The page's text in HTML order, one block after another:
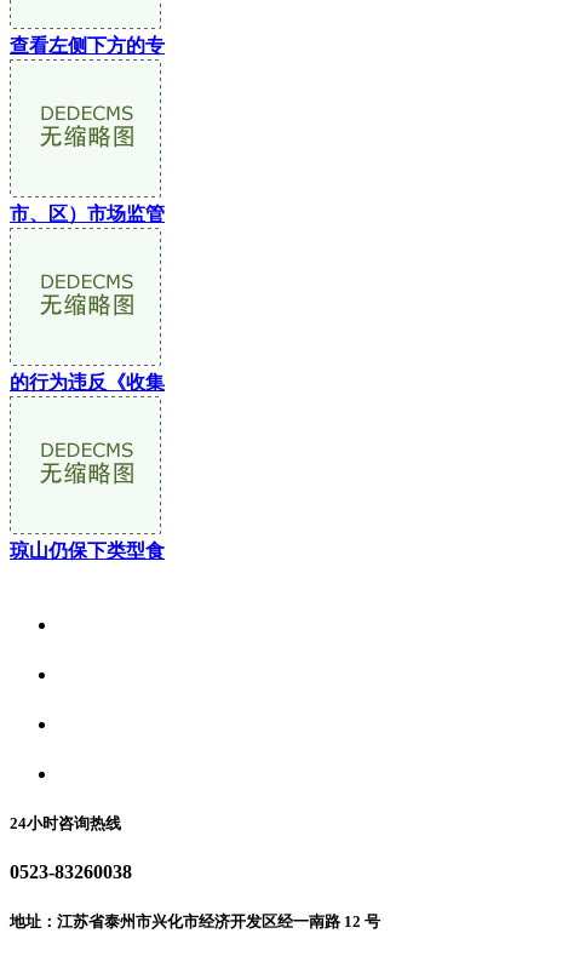
查看左侧下方的专
市、区）市场监管
的行为违反《收集
琼山仍保下类型食
24小时咨询热线
0523-83260038
地址：江苏省泰州市兴化市经济开发区经一南路 12 号